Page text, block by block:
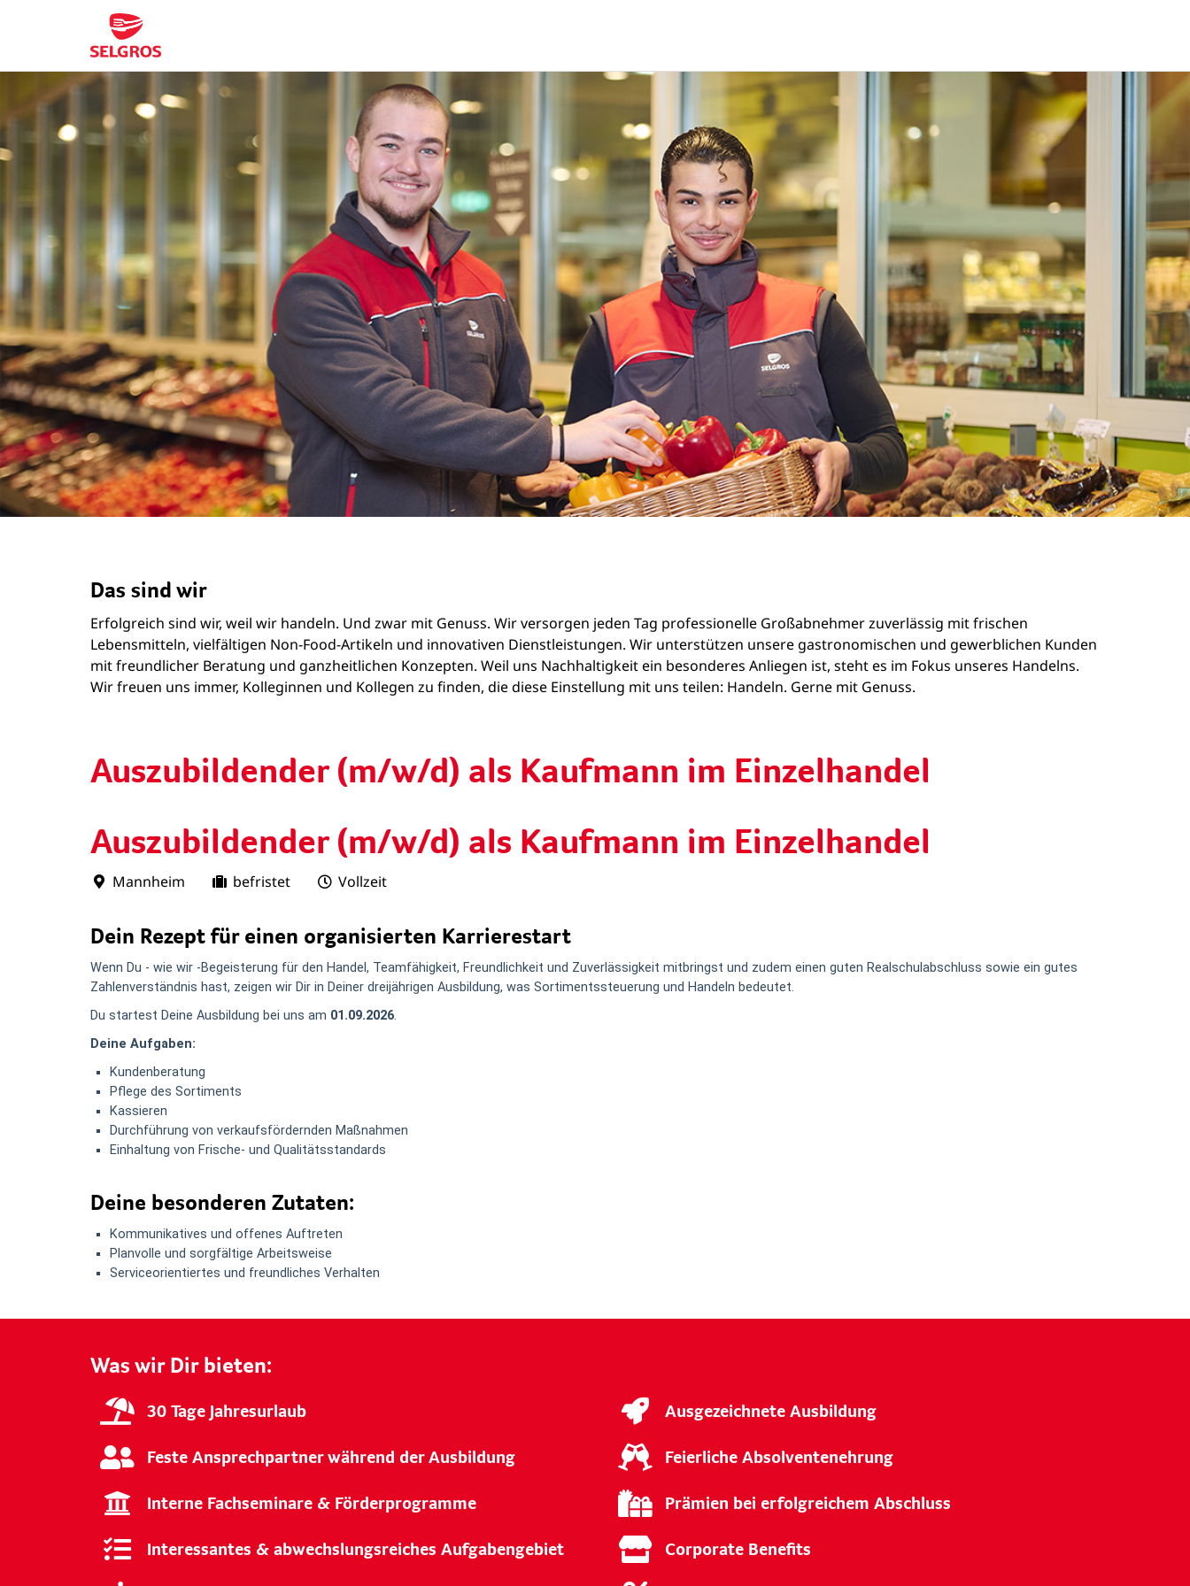
Auszubildender (m/w/d) als Kaufmann im Einzelhandel
Mannheim befristet Vollzeit
Das sind wir
Erfolgreich sind wir, weil wir handeln. Und zwar mit Genuss. Wir versorgen jeden Tag professionelle Großabnehmer zuverlässig mit frischen
Lebensmitteln, vielfältigen Non-Food-Artikeln und innovativen Dienstleistungen. Wir unterstützen unsere gastronomischen und gewerblichen Kunden
mit freundlicher Beratung und ganzheitlichen Konzepten. Weil uns Nachhaltigkeit ein besonderes Anliegen ist, steht es im Fokus unseres Handelns.
Wir freuen uns immer, Kolleginnen und Kollegen zu finden, die diese Einstellung mit uns teilen: Handeln. Gerne mit Genuss.
Auszubildender (m/w/d) als Kaufmann im Einzelhandel
Dein Rezept für einen organisierten Karrierestart
Wenn Du - wie wir -Begeisterung für den Handel, Teamfähigkeit, Freundlichkeit und Zuverlässigkeit mitbringst und zudem einen guten Realschulabschluss sowie ein gutes
Zahlenverständnis hast, zeigen wir Dir in Deiner dreijährigen Ausbildung, was Sortimentssteuerung und Handeln bedeutet.
Du startest Deine Ausbildung bei uns am 01.09.2026.
Deine Aufgaben:
Kundenberatung
Pflege des Sortiments
Kassieren
Durchführung von verkaufsfördernden Maßnahmen
Einhaltung von Frische- und Qualitätsstandards
Deine besonderen Zutaten:
Kommunikatives und offenes Auftreten
Planvolle und sorgfältige Arbeitsweise
Serviceorientiertes und freundliches Verhalten
Was wir Dir bieten:
30 Tage Jahresurlaub Ausgezeichnete Ausbildung
Feste Ansprechpartner während der Ausbildung Feierliche Absolventenehrung
Interne Fachseminare & Förderprogramme Prämien bei erfolgreichem Abschluss
Interessantes & abwechslungsreiches Aufgabengebiet Corporate Benefits